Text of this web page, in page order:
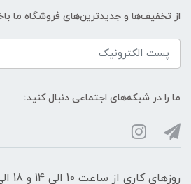
از تخفیف‌ها و جدیدترین‌های فروشگاه ما
ما را در شبکه‌های اجتماعی دنبال کنید: